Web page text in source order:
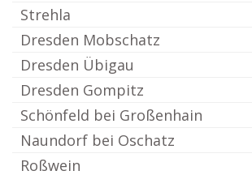
Strehla
Dresden Mobschatz
Dresden Übigau
Dresden Gompitz
Schönfeld bei Großenhain
Naundorf bei Oschatz
Roßwein